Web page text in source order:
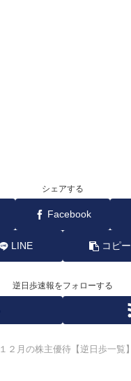
シェアする
Facebook
LINE コピー
逆日歩速報をフォローする
１２月の株主優待【逆日歩一覧】